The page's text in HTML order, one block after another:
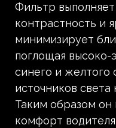
Фильтр
контрастность и
минимизирует
поглощая высоко-
синего и желтого
источников
Таким образом он
комфорт